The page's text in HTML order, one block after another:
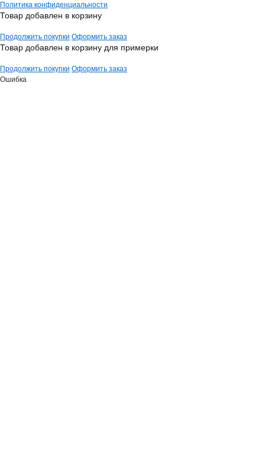
Политика конфиденциальности
Товар добавлен в корзину
Продолжить покупки Оформить заказ
Товар добавлен в корзину для примерки
Продолжить покупки Оформить заказ
Ошибка